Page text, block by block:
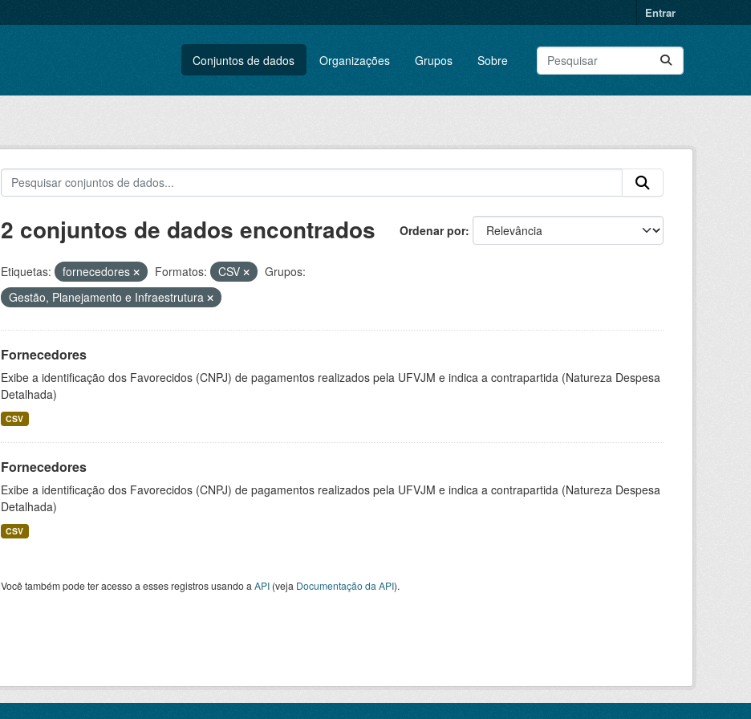
Entrar
Conjuntos de dados Organizações Grupos Sobre
Ordenar por
2 conjuntos de dados encontrados
Etiquetas: fornecedores Formatos: CSV
Grupos:
Gestão, Planejamento e Infraestrutura
Fornecedores
Exibe a identificação dos Favorecidos (CNPJ) de pagamentos realizados pela UFVJM e indica a contrapartida (Natureza Despesa
Detalhada)
CSV
Fornecedores
Exibe a identificação dos Favorecidos (CNPJ) de pagamentos realizados pela UFVJM e indica a contrapartida (Natureza Despesa
Detalhada)
CSV
Você também pode ter acesso a esses registros usando a API(veja Documentação da API).